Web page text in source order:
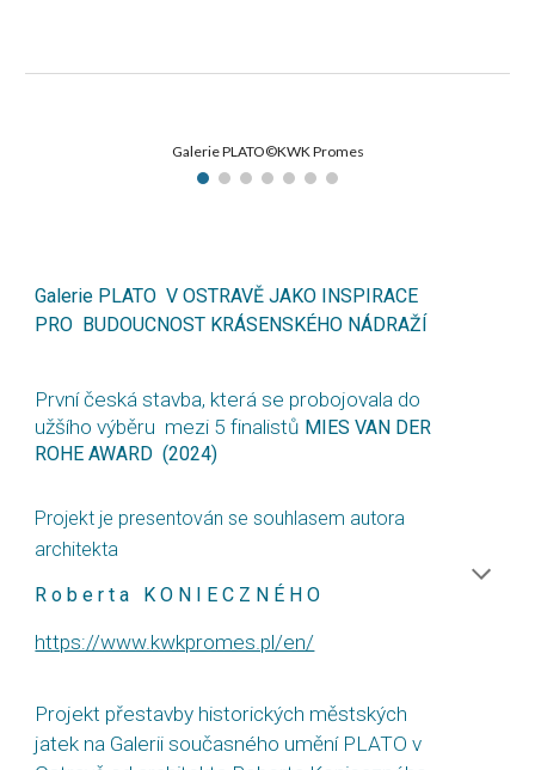
Galerie PLATO©KWK Promes
Galerie PLATO V OSTRAVĚ JAKO INSPIRACE
PRO BUDOUCNOST KRÁSENSKÉHO NÁDRAŽÍ
První česká stavba, která se probojovala do
užšího výběru mezi 5 finalistů MIES VAN DER
ROHE AWARD (2024)
Projekt je presentován se souhlasem autora
architekta
R o b e r t a K O N I E C Z N É H O
https://www.kwkpromes.pl/en/
Projekt přestavby historických městských
jatek na Galerii současného umění PLATO v